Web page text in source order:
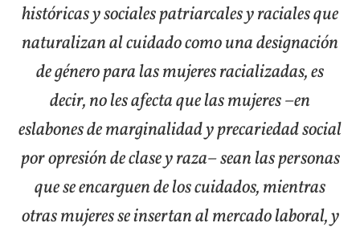
históricas y sociales patriarcales y raciales que
naturalizan al cuidado como una designación
de género para las mujeres racializadas, es
decir, no les afecta que las mujeres –en
eslabones de marginalidad y precariedad social
por opresión de clase y raza– sean las personas
que se encarguen de los cuidados, mientras
otras mujeres se insertan al mercado laboral, y